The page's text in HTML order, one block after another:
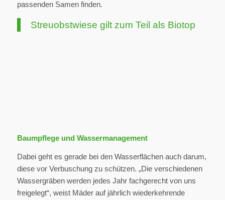
passenden Samen finden.
Streuobstwiese gilt zum Teil als Biotop
Baumpflege und Wassermanagement
Dabei geht es gerade bei den Wasserflächen auch darum,
diese vor Verbuschung zu schützen. „Die verschiedenen
Wassergräben werden jedes Jahr fachgerecht von uns
freigelegt“, weist Mäder auf jährlich wiederkehrende